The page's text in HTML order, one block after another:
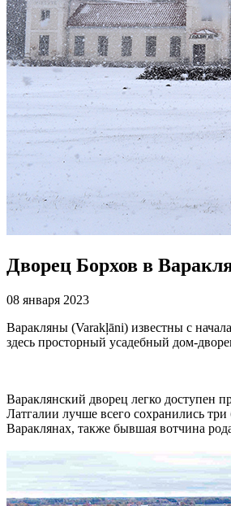
Дворец Борхов в
08 января 2023
Варакляны (Varakļāni) известны с
здесь просторный усадебный дом-
Вараклянский дворец легко доступен
Латгалии лучше всего сохранились
Вараклянах, также бывшая вотчина